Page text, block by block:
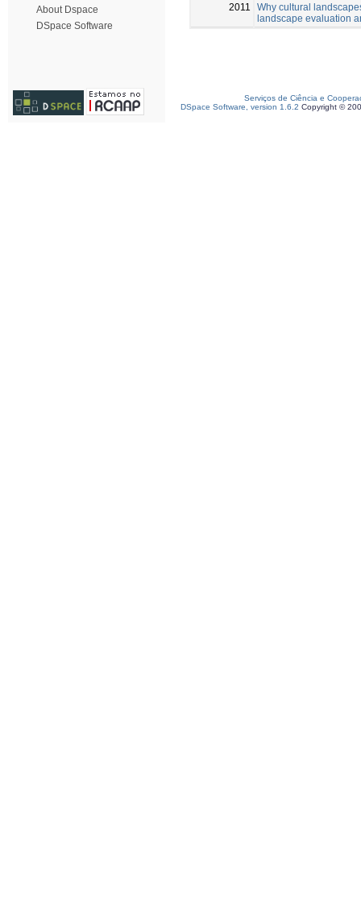
About Dspace
DSpace Software
2011
Why cultural
landscape evaluation
Serviços de Ciência e
DSpace Software, version 1.6.2 Copyright ©